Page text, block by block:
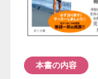
本書の内容